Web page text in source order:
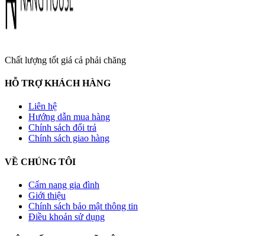
Chất lượng tốt giá cả phải chăng
HỖ TRỢ KHÁCH HÀNG
Liên hệ
Hướng dẫn mua hàng
Chính sách đổi trả
Chính sách giao hàng
VỀ CHÚNG TÔI
Cẩm nang gia đình
Giới thiệu
Chính sách bảo mật thông tin
Điều khoản sử dụng